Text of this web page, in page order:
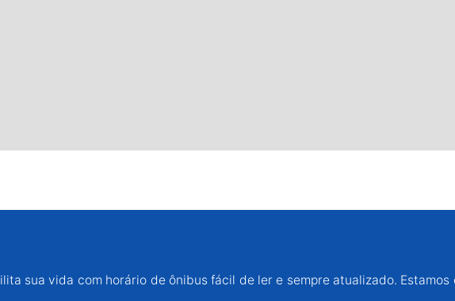
sua vida com horário de ônibus fácil de ler e sempre atualizado.